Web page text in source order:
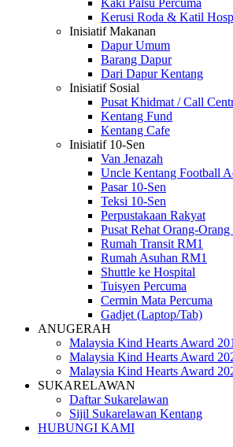
Kaki Palsu Percuma
Kerusi Roda & Katil
Inisiatif Makanan
Dapur Umum
Barang Dapur
Dari Dapur Kentang
Inisiatif Sosial
Pusat Khidmat / Call
Kentang Fund
Kentang Cafe
Inisiatif 10-Sen
Van Jenazah
Uncle Kentang Football
Pasar 10-Sen
Teksi 10-Sen
Perpustakaan Rakyat
Pusat Rehat Orang-Orang
Rumah Transit RM1
Rumah Asuhan RM1
Shuttle ke Hospital
Tuisyen Percuma
Cermin Mata Percuma
Gadjet (Laptop/Tab)
ANUGERAH
Malaysia Kind Hearts Award
Malaysia Kind Hearts Award
Malaysia Kind Hearts Award
SUKARELAWAN
Daftar Sukarelawan
Sijil Sukarelawan Kentang
HUBUNGI KAMI